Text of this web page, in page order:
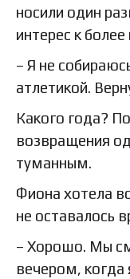
носили один
интерес к
– Я не
атлетикой.
Какого года?
возвращения
туманным.
Фиона хотела
не оставалось
– Хорошо. Мы
вечером, когда